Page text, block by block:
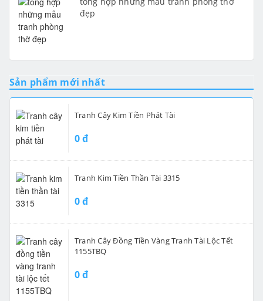
đẹp
Sản phẩm mới nhất
Tranh Cây Kim Tiền Phát Tài
0 đ
Tranh Kim Tiền Thần Tài 3315
0 đ
Tranh Cây Đồng Tiền Vàng Tranh Tài Lộc Tết
1155TBQ
0 đ